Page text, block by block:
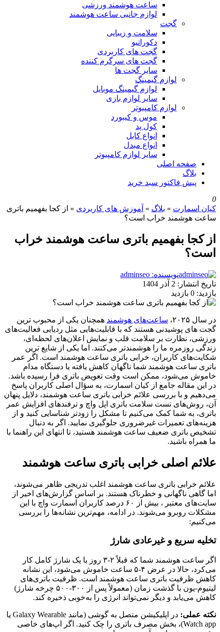
ساعت هوشمند ورزشی
لوازم جانبی ساعت هوشمند
گجت
سلامت و زیبایی
دکوراتیو
گجت های کاربردی
گجت های سرگرم کننده
سایر گجت ها
لوازم گیمینگ
لوازم گیمینگ موبایل
سایر لوازم بازی
لوازم کامپیوتر
موس و کیبورد
کول پد
انواع کابل
انواع مبدل
سایر لوازم کامپیوتر
صفحه اصلی
بلاگ
پیش فاکتور سبد خرید
0
کیان اسمارت » بلاگ » آموزش های کاربردی » از کجا بفهمیم باتری
ساعت هوشمند خراب است؟
از کجا بفهمیم باتری ساعت هوشمند خراب
است؟
نویسنده: adminseo
تاریخ انتشار: 2 آذر 1404
بازدید: 0 بازدید
در سال ۲۰۲۵، ساعت‌های هوشمند همچنان یکی از محبوب‌ ترین
گجت‌ های پوشیدنی هستند که با قابلیت‌هایی مثل ردیابی فعالیت‌های
ورزشی، نظارت بر سلامت قلب و نمایش اعلان‌های لحظه‌ای،
زندگی روزمره ما را هوشمندتر می‌کنند. اما یکی از شایع‌ ترین
شکایت‌های کاربران، خرابی باتری ساعت هوشمند است. اگر عمر
باتری ساعت هوشمند شما ناگهان کاهش یافته یا دستگاه مدام
خاموش می‌شود، ممکن است وقت تعویض باتری فرا رسیده باشد.
در این مقاله جامع از کیان اسمارت، به سؤال اصلی کاربران پاسخ
می‌دهیم و با بررسی علائم خرابی باتری ساعت هوشمند، دلایل پنهان
آن، روش‌های تست سلامت باتری اپل واچ و ترفندهای افزایش عمر
باتری، به شما کمک می‌کنیم تا مشکل را زودتر شناسایی کنید و از
هزینه‌های تعمیرات غیرضروری جلوگیری نمایید. اگر به دنبال
تشخیص باتری ضعیف ساعت هوشمند هستید، تا انتهای این راهنما با
ما همراه باشید.
علائم اصلی خرابی باتری ساعت هوشمند
علائم خرابی باتری ساعت هوشمند اغلب تدریجی ظاهر می‌شوند،
اما گاهی ناگهانی و خطرناک هستند. بر اساس گزارش‌های اخیر از
سایت‌های معتبر ، بیش از ۶۰ درصد کاربران اسمارت واچ با این
مشکلات روبرو می‌شوند. در ادامه، مهم‌ترین نشانه‌ها را بررسی
می‌کنیم:
تخلیه سریع و غیرعادی شارژ
اگر ساعت هوشمند شما که قبلاً ۲-۳ روز با یک شارژ کامل کار
می‌کرد، حالا در عرض ۴-۵ ساعت خاموش می‌شود، این نشانه
کاهش ظرفیت باتری ساعت هوشمند است. ظرفیت باتری‌های
لیتیوم-یون با گذشت زمان (معمولاً پس از ۳۰۰-۵۰۰ چرخه شارژ)
کاهش می‌یابد و دیگر نمی‌تواند انرژی را به‌خوبی ذخیره کند.
نکته عملی:
در اپلیکیشن متصل به گوشی (مانند Galaxy Wearable یا
Watch app)، بخش مصرف باتری را چک کنید. اگر اپ‌های خاصی